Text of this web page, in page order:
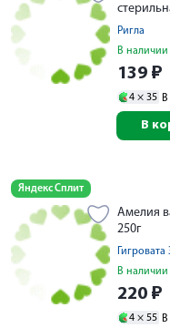
Ригла
В наличии
139 ₽
4 × 35
В
Яндекс Сплит
Амелия
250г
В наличии
220 ₽
4 × 55